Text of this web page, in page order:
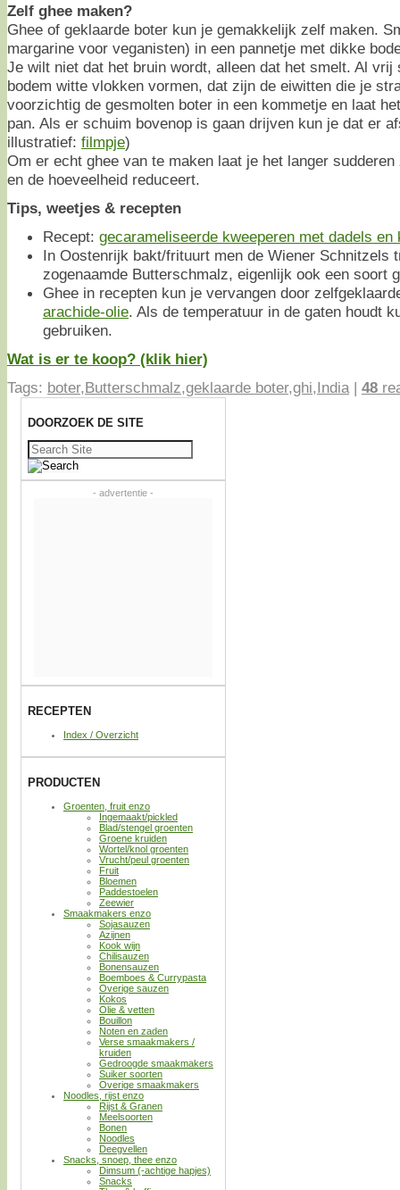
Zelf ghee maken?
Ghee of geklaarde boter kun je gemakkelijk zelf maken.
margarine voor veganisten) in een pannetje met dikke
Je wilt niet dat het bruin wordt, alleen dat het smelt. Al vrij
bodem witte vlokken vormen, dat zijn de eiwitten die je
voorzichtig de gesmolten boter in een kommetje en laat
pan. Als er schuim bovenop is gaan drijven kun je dat er
illustratief: filmpje)
Om er echt ghee van te maken laat je het langer
en de hoeveelheid reduceert.
Tips, weetjes & recepten
Recept: gecarameliseerde kweeperen met dadels en
In Oostenrijk bakt/frituurt men de Wiener Schnitzels
zogenaamde Butterschmalz, eigenlijk ook een soort
Ghee in recepten kun je vervangen door
arachide-olie. Als de temperatuur in de gaten houdt
gebruiken.
Wat is er te koop? (klik hier)
Tags: boter,Butterschmalz,geklaarde boter,ghi,India | 48
DOORZOEK DE SITE
Zoeken
naar:
- advertentie -
RECEPTEN
Index / Overzicht
PRODUCTEN
Groenten, fruit enzo
Ingemaakt/pickled
Blad/stengel groenten
Groene kruiden
Wortel/knol groenten
Vrucht/peul groenten
Fruit
Bloemen
Paddestoelen
Zeewier
Smaakmakers enzo
Sojasauzen
Azijnen
Kook wijn
Chilisauzen
Bonensauzen
Boemboes & Currypasta
Overige sauzen
Kokos
Olie & vetten
Bouillon
Noten en zaden
Verse smaakmakers /
kruiden
Gedroogde smaakmakers
Suiker soorten
Overige smaakmakers
Noodles, rijst enzo
Rijst & Granen
Meelsoorten
Bonen
Noodles
Deegvellen
Snacks, snoep, thee enzo
Dimsum (-achtige hapjes)
Snacks